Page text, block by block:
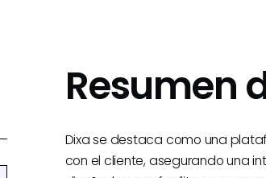
Resumen
Dixa se destaca como una
con el cliente, asegurando una